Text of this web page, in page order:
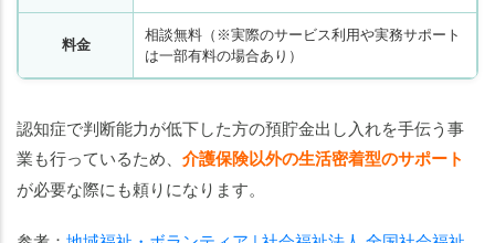
料金
相談無料（※実際のサービス利用や実務サポート
は一部有料の場合あり）
認知症で判断能力が低下した方の預貯金出し入れを手伝う事
業も行っているため、 介護保険以外の生活密着型のサポート
が必要な際にも頼りになります。